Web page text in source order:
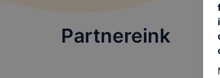
Partnereink